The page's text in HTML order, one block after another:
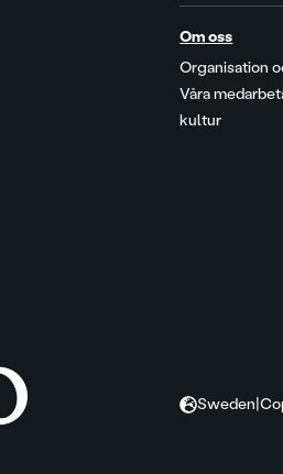
Om oss
Organisation
Våra
kultur
Sweden |